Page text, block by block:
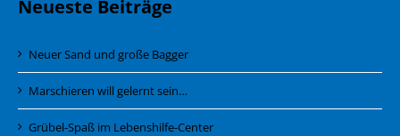
Neueste Beiträge
Neuer Sand und große Bagger
Marschieren will gelernt sein…
Grübel-Spaß im Lebenshilfe-Center